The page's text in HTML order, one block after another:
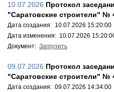
10.07.2026 Протокол
"Саратовские строители" №
Дата создания: 10.07.2026 15:20:00
Дата изменения: 10.07.2026
Документ: Загрузить
09.07.2026 Протокол
"Саратовские строители" №
Дата создания: 09.07.2026 14:34:00